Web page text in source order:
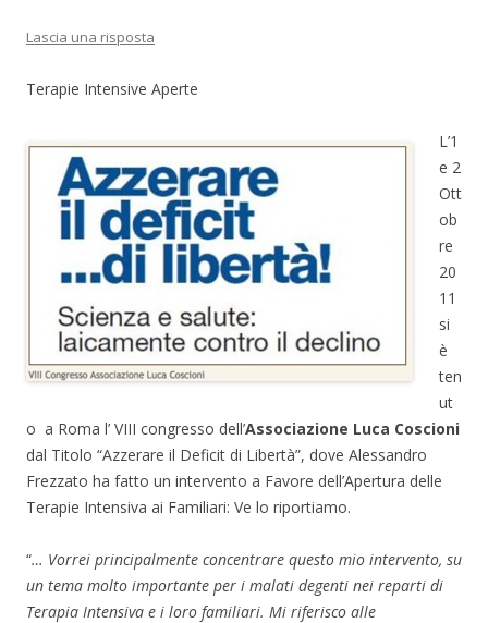
Lascia una risposta
Terapie Intensive Aperte
L’1
e 2
Ott
ob
re
20
11
si
è
ten
ut
o a Roma l’ VIII congresso dell’Associazione Luca Coscioni
dal Titolo “Azzerare il Deficit di Libertà”, dove Alessandro
Frezzato ha fatto un intervento a Favore dell’Apertura delle
Terapie Intensiva ai Familiari: Ve lo riportiamo.
“… Vorrei principalmente concentrare questo mio intervento, su
un tema molto importante per i malati degenti nei reparti di
Terapia Intensiva e i loro familiari. Mi riferisco alle